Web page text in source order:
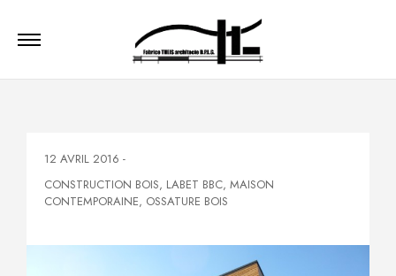
12 AVRIL 2016 -
CONSTRUCTION BOIS, LABET BBC, MAISON
CONTEMPORAINE, OSSATURE BOIS